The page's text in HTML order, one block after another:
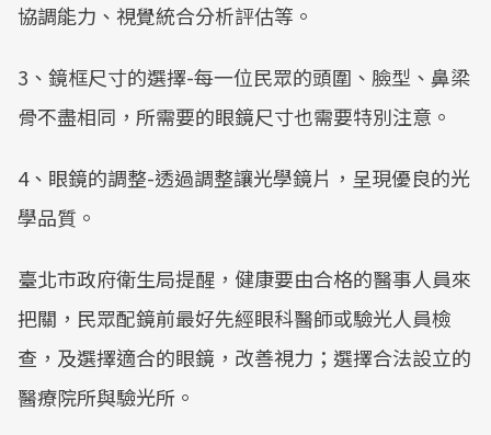
協調能力、視覺統合分析評估等。
3、鏡框尺寸的選擇-每一位民眾的頭圍、臉型、鼻梁
骨不盡相同，所需要的眼鏡尺寸也需要特別注意。
4、眼鏡的調整-透過調整讓光學鏡片，呈現優良的光
學品質。
臺北市政府衛生局提醒，健康要由合格的醫事人員來
把關，民眾配鏡前最好先經眼科醫師或驗光人員檢
查，及選擇適合的眼鏡，改善視力；選擇合法設立的
醫療院所與驗光所。